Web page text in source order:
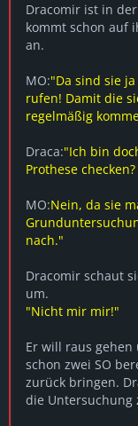
Dracomir ist in
kommt schon auf
an.
MO:"Da sind sie
rufen! Damit die
regelmäßig
Draca:"Ich bin
Prothese checken?
MO:Nein, da sie
nach."
Dracomir schaut
um.
"Nicht mir mir!"
Er will raus
schon zwei SO
zurück bringen.
die Untersuchung